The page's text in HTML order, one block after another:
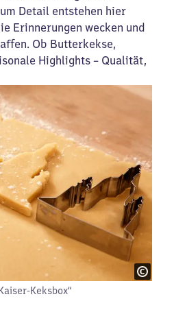
Detail entstehen hier
Erinnerungen wecken und
Ob Butterkekse,
Highlights – Qualität,
Keksbox“